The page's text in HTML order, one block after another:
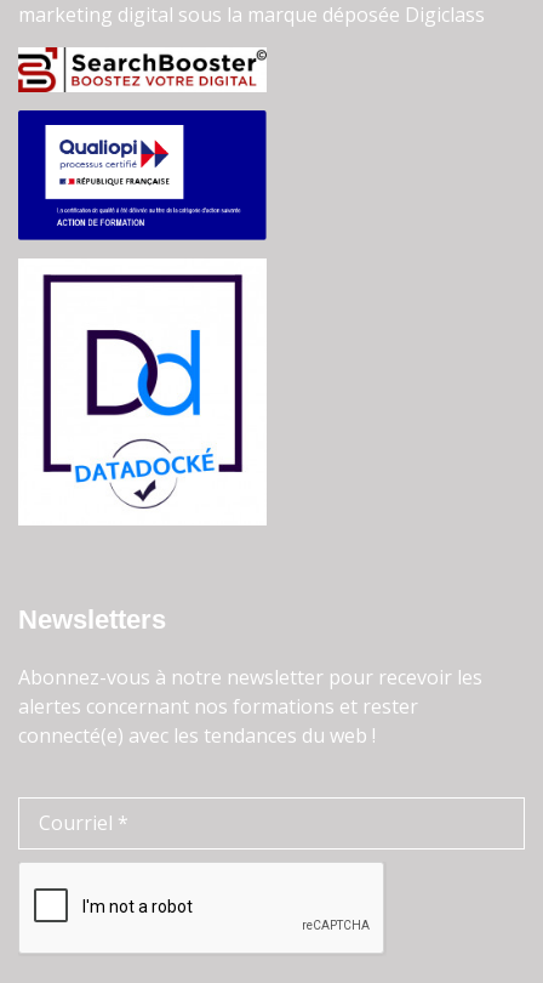
marketing digital sous la marque déposée Digiclass
Newsletters
Abonnez-vous à notre newsletter pour recevoir les
alertes concernant nos formations et rester
connecté(e) avec les tendances du web !